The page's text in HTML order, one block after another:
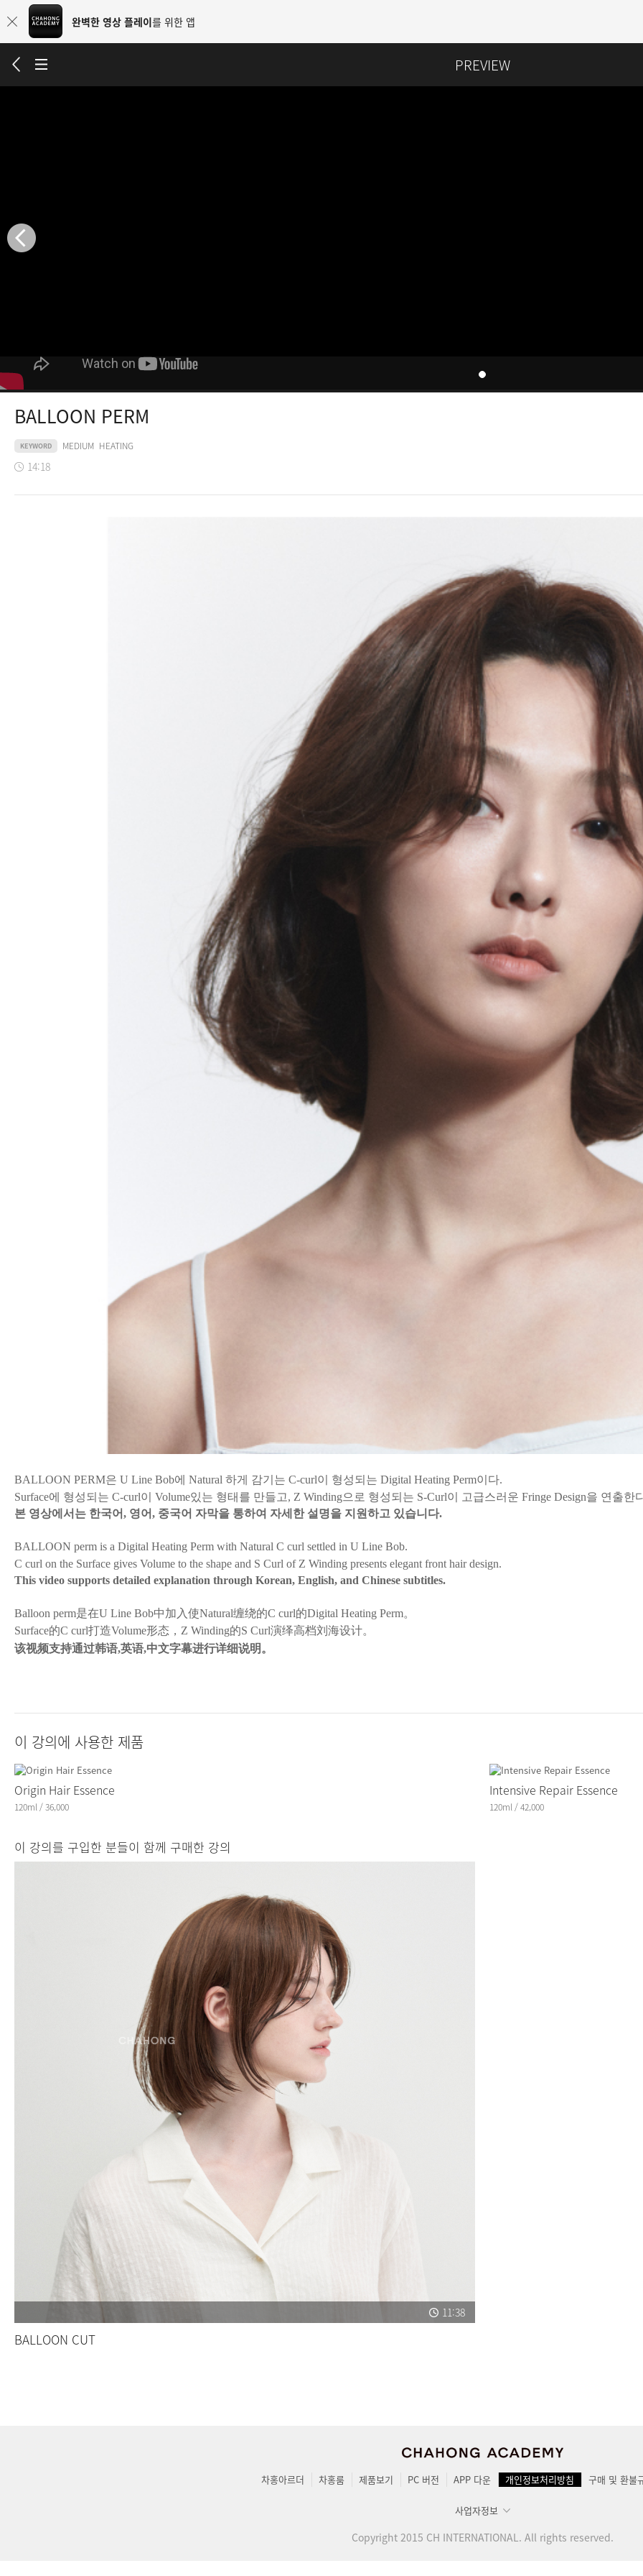
완벽한 영상 플레이를 위한 앱
PREVIEW
BALLOON PERM
KEYWORD MEDIUM HEATING
14:18
BALLOON PERM은 U Line Bob에 Natural 하게 감기는 C-curl이 형성되는 Digital Heating Perm이다.
Surface에 형성되는 C-curl이 Volume있는 형태를 만들고, Z Winding으로 형성되는 S-Curl이 고급스러운 Fringe Design을 연출한
본 영상에서는 한국어, 영어, 중국어 자막을 통하여 자세한 설명을 지원하고 있습니다.
BALLOON perm is a Digital Heating Perm with Natural C curl settled in U Line Bob.
C curl on the Surface gives Volume to the shape and S Curl of Z Winding presents elegant front hair design.
This video supports detailed explanation through Korean, English, and Chinese subtitles.
Balloon perm是在U Line Bob中加入使Natural缠绕的C curl的Digital Heating Perm。
Surface的C curl打造Volume形态，Z Winding的S Curl演绎高档刘海设计。
该视频支持通过韩语,英语,中文字幕进行详细说明 。
이 강의에 사용한 제품
Origin Hair Essence
120ml / 36,000
Intensive Repair Essence
120ml / 42,000
이 강의를 구입한 분들이 함께 구매한 강의
11:38
BALLOON CUT
차홍아르더 차홍룸 제품보기 PC 버전 APP 다운 개인정보처리방침 구매 및 환불
사업자정보
Copyright 2015 CH INTERNATIONAL. All rights reserved.